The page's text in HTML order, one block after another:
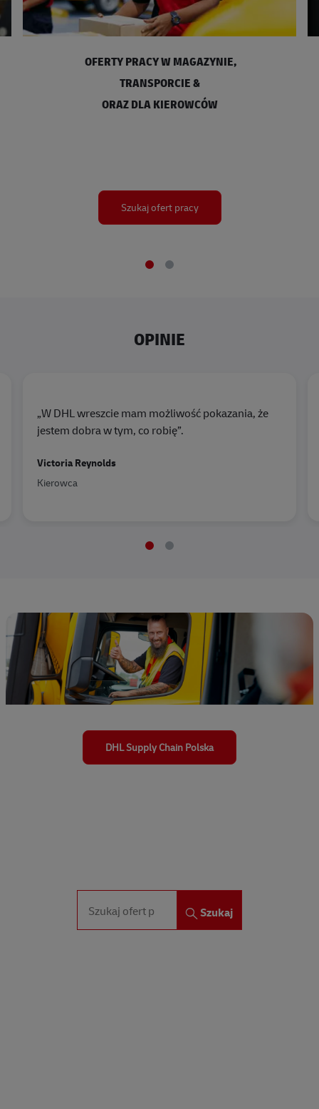
OFERTY PRACY W MAGAZYNIE,
​​​​​​​TRANSPORCIE &
ORAZ DLA KIEROWCÓW
Szukaj ofert pracy
OPINIE
„W DHL wreszcie mam możliwość pokazania, że
jestem dobra w tym, co robię”.
Victoria Reynolds
Kierowca
DHL Supply Chain Polska
Szukaj